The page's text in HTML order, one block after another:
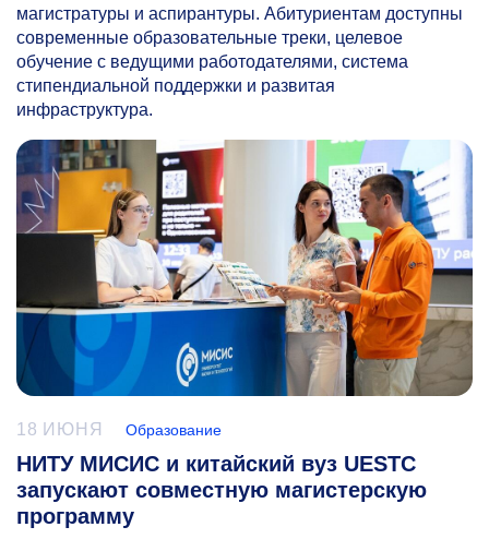
магистратуры и аспирантуры. Абитуриентам доступны
современные образовательные треки, целевое
обучение с ведущими работодателями, система
стипендиальной поддержки и развитая
инфраструктура.
18 ИЮНЯ Образование
НИТУ МИСИС и китайский вуз UESTC
запускают совместную магистерскую
программу